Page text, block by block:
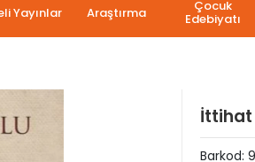
Yayınlar Araştırma Çocuk
Edebiyatı
İttihat
Barkod: